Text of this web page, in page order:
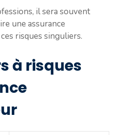
il sera souvent
une assurance
risques singuliers.
à risques